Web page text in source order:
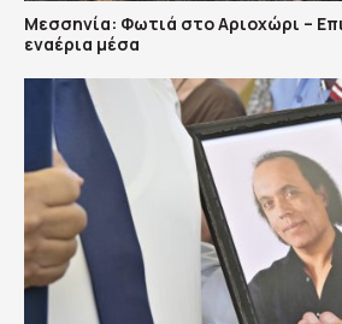
Μεσσηνία: Φωτιά στο Αριοχώρι –
εναέρια μέσα